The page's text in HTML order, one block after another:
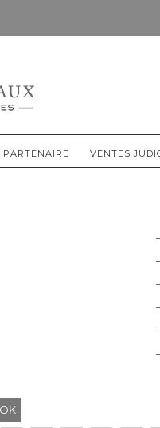
PARTENAIRE VENTES